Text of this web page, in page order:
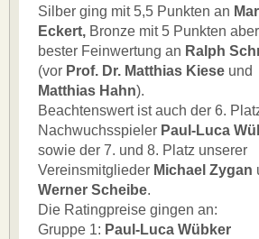
Silber ging mit 5,5 Punkten an
Eckert, Bronze mit 5 Punkten aber
bester Feinwertung an Ralph
(vor Prof. Dr. Matthias Kiese und
Matthias Hahn).
Beachtenswert ist auch der 6.
Nachwuchsspieler Paul-Luca
sowie der 7. und 8. Platz unserer
Vereinsmitglieder Michael Zygan
Werner Scheibe.
Die Ratingpreise gingen an:
Gruppe 1: Paul-Luca Wübker